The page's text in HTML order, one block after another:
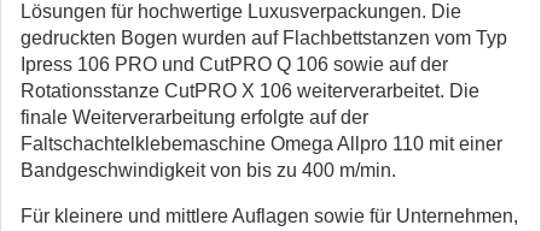
Lösungen für hochwertige Luxusverpackungen. Die
gedruckten Bogen wurden auf Flachbettstanzen vom Typ
Ipress 106 PRO und CutPRO Q 106 sowie auf der
Rotationsstanze CutPRO X 106 weiterverarbeitet. Die
finale Weiterverarbeitung erfolgte auf der
Faltschachtelklebemaschine Omega Allpro 110 mit einer
Bandgeschwindigkeit von bis zu 400 m/min.
Für kleinere und mittlere Auflagen sowie für Unternehmen,